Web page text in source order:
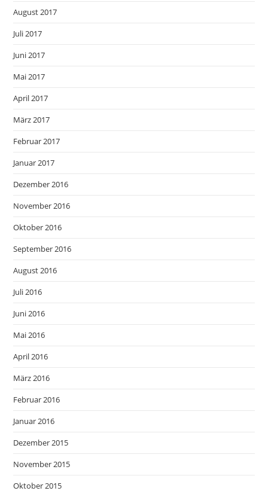
August 2017
Juli 2017
Juni 2017
Mai 2017
April 2017
März 2017
Februar 2017
Januar 2017
Dezember 2016
November 2016
Oktober 2016
September 2016
August 2016
Juli 2016
Juni 2016
Mai 2016
April 2016
März 2016
Februar 2016
Januar 2016
Dezember 2015
November 2015
Oktober 2015